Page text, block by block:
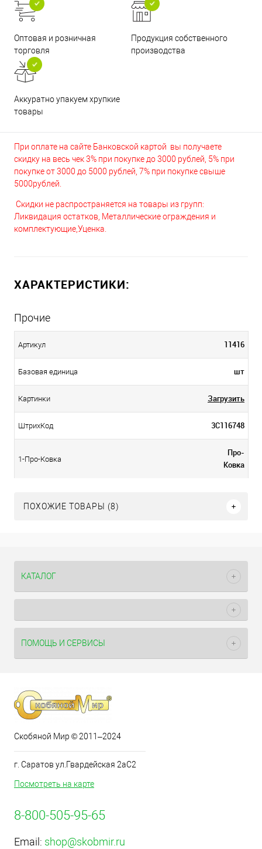
Оптовая и розничная
торговля
Продукция собственного
производства
Аккуратно упакуем хрупкие
товары
При оплате на сайте Банковской картой вы получаете
скидку на весь чек 3% при покупке до 3000 рублей, 5% при
покупке от 3000 до 5000 рублей, 7% при покупке свыше
5000рублей.
Скидки не распространяется на товары из групп:
Ликвидация остатков, Металлические ограждения и
комплектующие,Уценка.
ХАРАКТЕРИСТИКИ:
Прочие
Артикул 11416
Базовая единица шт
Картинки Загрузить
ШтрихКод 3С116748
1-Про-Ковка
Про-
Ковка
ПОХОЖИЕ ТОВАРЫ (8)
КАТАЛОГ
ПОМОЩЬ И СЕРВИСЫ
Скобяной Мир © 2011–2024
г. Саратов ул.Гвардейская 2аС2
Посмотреть на карте
8-800-505-95-65
Email: shop@skobmir.ru